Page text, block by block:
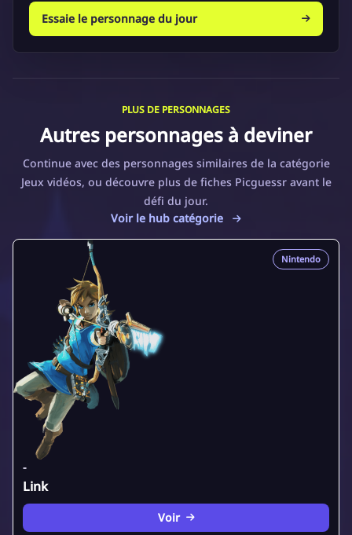
Essaie le personnage du jour
PLUS DE PERSONNAGES
Autres personnages à deviner
Continue avec des personnages similaires de la catégorie
Jeux vidéos, ou découvre plus de fiches Picguessr avant le
défi du jour.
Voir le hub catégorie
Nintendo
-
Link
Voir